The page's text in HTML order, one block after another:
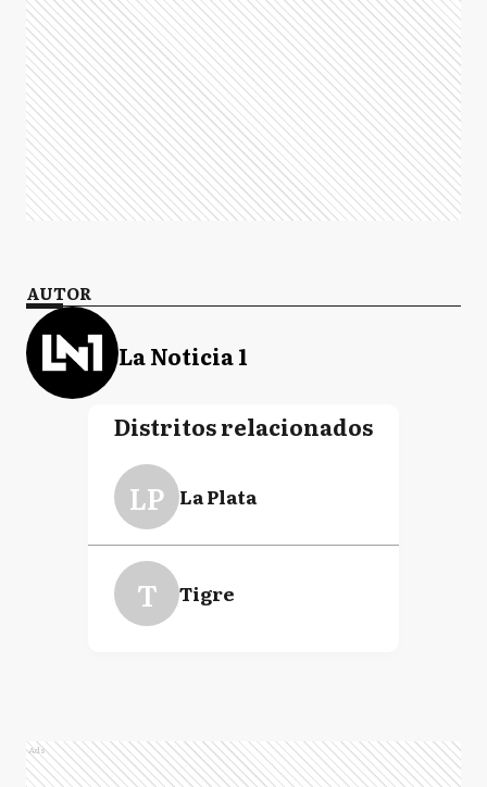
AUTOR
La Noticia 1
Distritos relacionados
LP La Plata
T Tigre
Ads